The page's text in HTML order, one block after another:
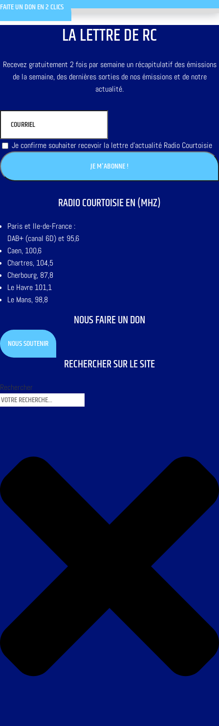
FAITE UN DON EN 2 CLICS
LA LETTRE DE RC
Recevez gratuitement 2 fois par semaine un récapitulatif des émissions
de la semaine, des dernières sorties de nos émissions et de notre
actualité.
Je confirme souhaiter recevoir la lettre d'actualité Radio Courtoisie
RADIO COURTOISIE EN (MHZ)
Paris et Ile-de-France :
DAB+ (canal 6D) et 95,6
Caen, 100,6
Chartres, 104,5
Cherbourg, 87,8
Le Havre 101,1
Le Mans, 98,8
NOUS FAIRE UN DON
NOUS SOUTENIR
RECHERCHER SUR LE SITE
Rechercher